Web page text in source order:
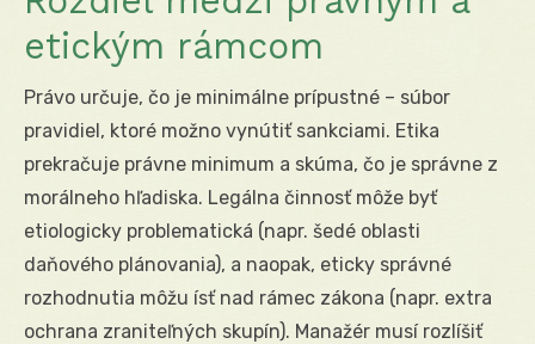
etickým rámcom
Právo určuje, čo je minimálne prípustné – súbor
pravidiel, ktoré možno vynútiť sankciami. Etika
prekračuje právne minimum a skúma, čo je správne z
morálneho hľadiska. Legálna činnosť môže byť
etiologicky problematická (napr. šedé oblasti
daňového plánovania), a naopak, eticky správné
rozhodnutia môžu ísť nad rámec zákona (napr. extra
ochrana zraniteľných skupín). Manažér musí rozlíšiť